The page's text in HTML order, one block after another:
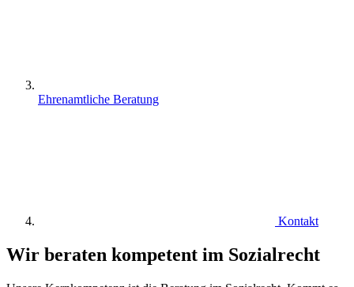
Ehrenamtliche Beratung
Kontakt
Wir beraten kompetent im Sozialrecht